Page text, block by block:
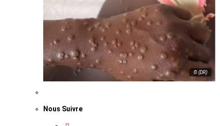
© (DR)
Nous Suivre